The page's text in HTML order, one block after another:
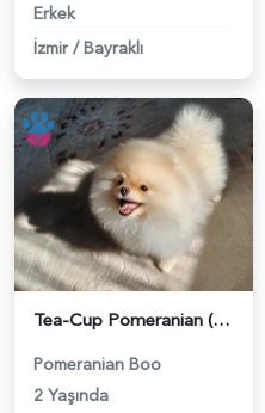
Erkek
İzmir / Bayraklı
Tea-Cup Pomeranian (Boo) Erkek Köpeğim İçin Uygun Dişi Eş Aranıyor! - 118984139
Pomeranian Boo
2 Yaşında